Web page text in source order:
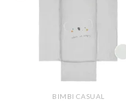
BIMBI CASUAL